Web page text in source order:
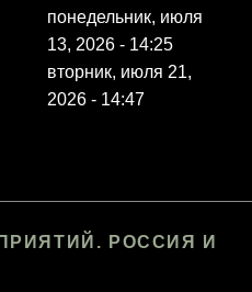
понедельник, июля
13, 2026 - 14:25
вторник, июля 21,
2026 - 14:47
РОССИЯ И